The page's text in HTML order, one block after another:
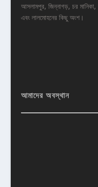
আসলামপুর, জিন্নাগড়, চর মানিকা,
এবং লালমোহনের কিছু অংশ।
আমাদের অবস্থান